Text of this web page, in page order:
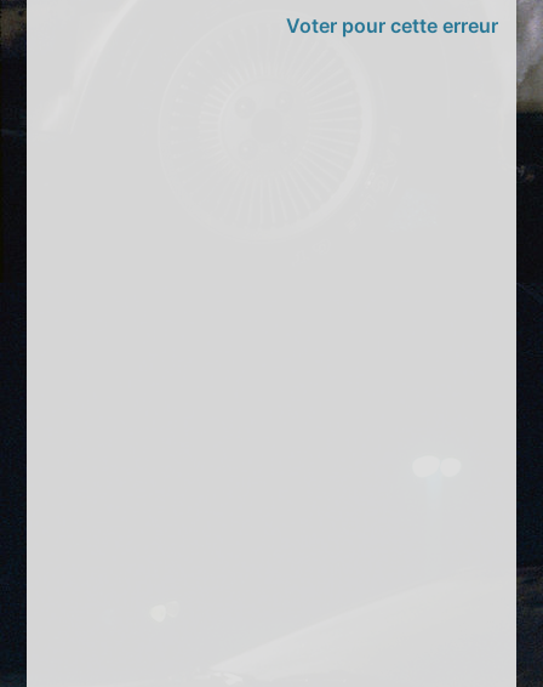
Voter pour cette erreur